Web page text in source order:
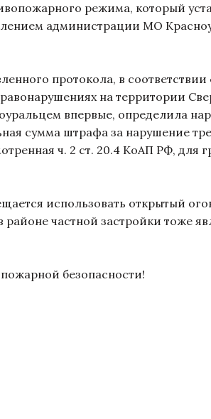
режима, который
администрации МО
протокола, в соответствии
на территории
впервые, определила
сумма штрафа за нарушение
ч. 2 ст. 20.4 КоАП РФ, для
использовать открытый
частной застройки тоже
безопасности!